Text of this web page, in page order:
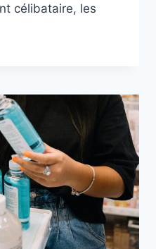
célibataire, les